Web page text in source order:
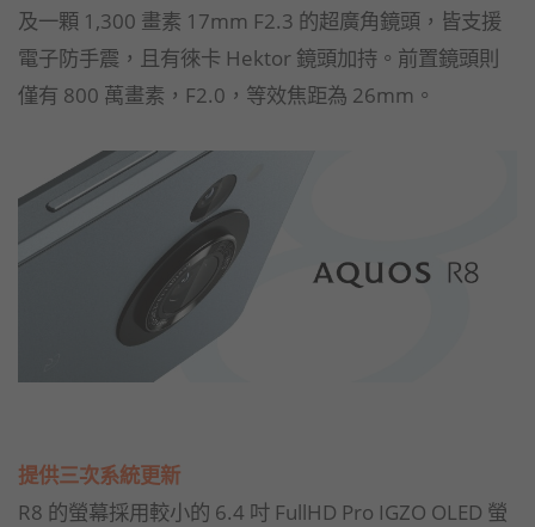
及一顆 1,300 畫素 17mm F2.3 的超廣角鏡頭，皆支援
電子防手震，且有徠卡 Hektor 鏡頭加持。前置鏡頭則
僅有 800 萬畫素，F2.0，等效焦距為 26mm。
提供三次系統更新
R8 的螢幕採用較小的 6.4 吋 FullHD Pro IGZO OLED 螢